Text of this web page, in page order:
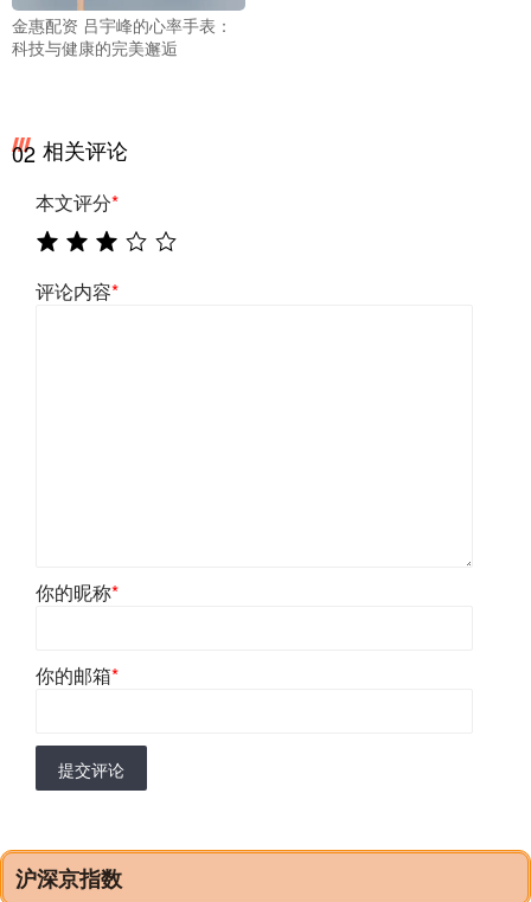
金惠配资 吕宇峰的心率手表：
科技与健康的完美邂逅
02 相关评论
本文评分*
评论内容*
你的昵称*
你的邮箱*
提交评论
沪深京指数